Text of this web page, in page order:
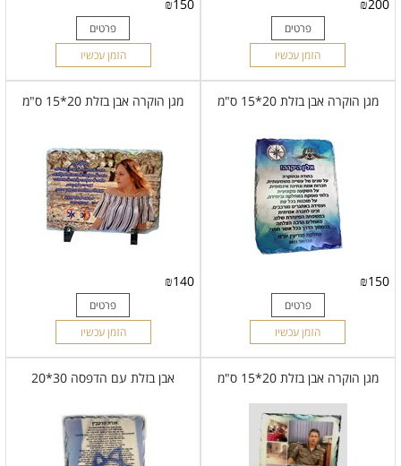
₪200
פרטים
הזמן עכשיו
₪150
פרטים
הזמן עכשיו
מגן הוקרה אבן בזלת 20*15 ס"מ
₪150
פרטים
הזמן עכשיו
מגן הוקרה אבן בזלת 20*15 ס"מ
₪140
פרטים
הזמן עכשיו
מגן הוקרה אבן בזלת 20*15 ס"מ אבן בזלת עם הדפסה 30*20